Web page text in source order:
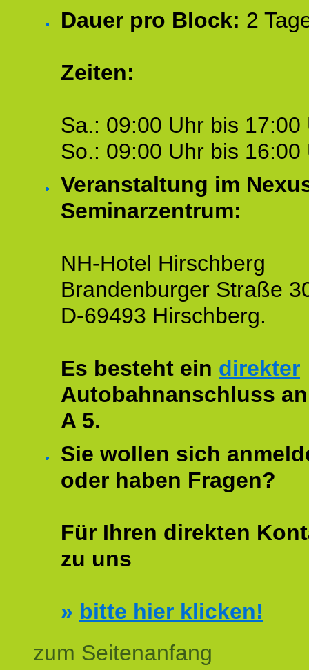
Dauer pro Block: 2
Zeiten:
Sa.: 09:00 Uhr bis 17:00
So.: 09:00 Uhr bis 16:00
Veranstaltung im
Seminarzentrum:
NH-Hotel Hirschberg
Brandenburger Straße
D-69493 Hirschberg.
Es besteht ein direkter
Autobahnanschluss
A 5.
Sie wollen sich
oder haben Fragen?
Für Ihren direkten
zu uns
» bitte hier klicken!
zum Seitenanfang